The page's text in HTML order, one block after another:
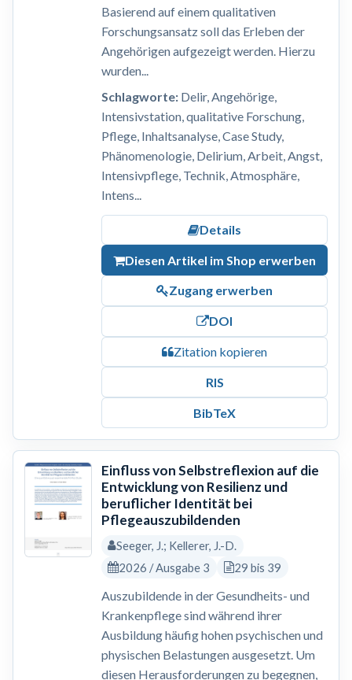
Basierend auf einem qualitativen
Forschungsansatz soll das Erleben der
Angehörigen aufgezeigt werden. Hierzu
wurden...
Schlagworte:Delir, Angehörige,
Intensivstation, qualitative Forschung,
Pflege, Inhaltsanalyse, Case Study,
Phänomenologie, Delirium, Arbeit, Angst,
Intensivpflege, Technik, Atmosphäre,
Intens...
Details
Diesen Artikel im Shop erwerben
Zugang erwerben
DOI
Zitation kopieren
RIS
BibTeX
Einfluss von Selbstreflexion auf die
Entwicklung von Resilienz und
beruflicher Identität bei
Pflegeauszubildenden
Seeger, J.; Kellerer, J.-D.
2026 / Ausgabe 3
29 bis 39
Auszubildende in der Gesundheits- und
Krankenpflege sind während ihrer
Ausbildung häufig hohen psychischen und
physischen Belastungen ausgesetzt. Um
diesen Herausforderungen zu begegnen,